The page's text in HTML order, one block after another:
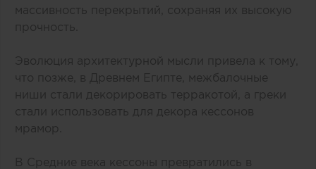
массивность перекрытий, сохраняя их высокую
прочность.
Эволюция архитектурной мысли привела к тому,
что позже, в Древнем Египте, межбалочные
ниши стали декорировать терракотой, а греки
стали использовать для декора кессонов
мрамор.
В Средние века кессоны превратились в